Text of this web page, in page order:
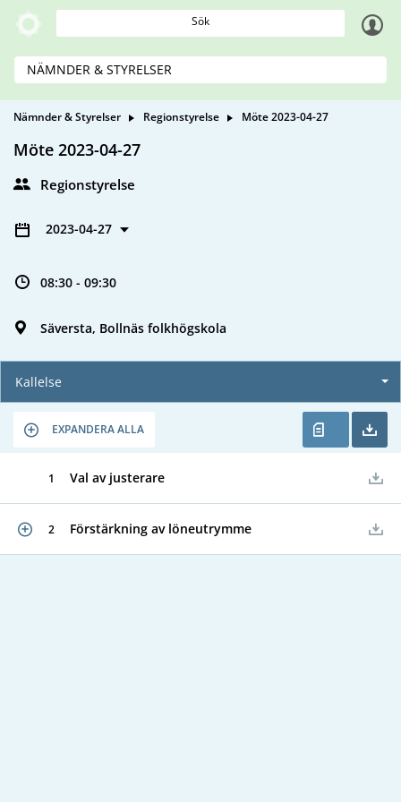
Sök
NÄMNDER & STYRELSER
Nämnder & Styrelser Regionstyrelse Möte 2023-04-27
Möte 2023-04-27
Regionstyrelse
2023-04-27
08:30 - 09:30
Säversta, Bollnäs folkhögskola
Kallelse
EXPANDERA ALLA
1 Val av justerare
2 Förstärkning av löneutrymme